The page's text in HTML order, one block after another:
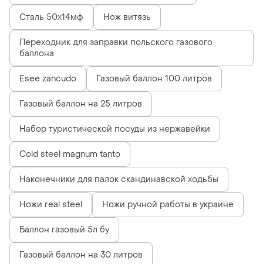
Сталь 50х14мф Нож витязь
Переходник для заправки польского газового
баллона
Esee zancudo Газовый баллон 100 литров
Газовый баллон на 25 литров
Набор туристической посуды из нержавейки
Cold steel magnum tanto
Наконечники для палок скандинавской ходьбы
Ножи real steel Ножи ручной работы в украине
Баллон газовый 5л бу
Газовый баллон на 30 литров